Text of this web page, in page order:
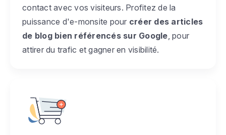
contact avec vos visiteurs. Profitez de la
puissance d'e-monsite pour créer des articles
de blog bien référencés sur Google , pour
attirer du trafic et gagner en visibilité.